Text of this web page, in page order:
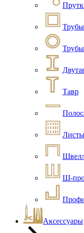
Тавр
Листы
Ш-
Аксессуары